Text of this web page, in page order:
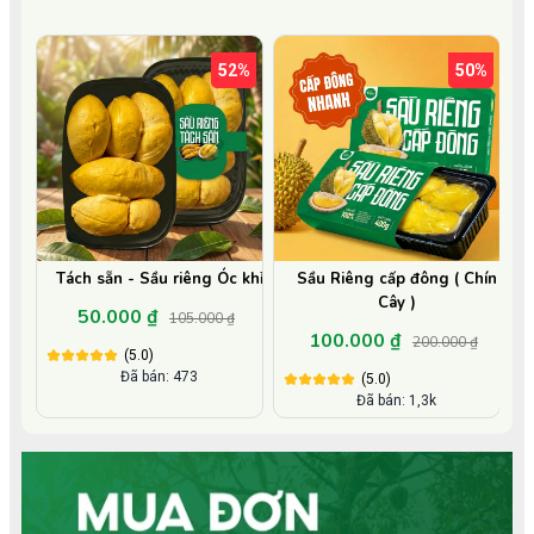
52%
Tách sẵn - Sầu riêng Óc khỉ
50.000 ₫ 105.000 ₫
(5.0)
Đã bán: 473
50%
Sầu Riêng cấp đông ( Chín
Cây )
100.000 ₫ 200.000 ₫
(5.0)
Đã bán: 1,3k